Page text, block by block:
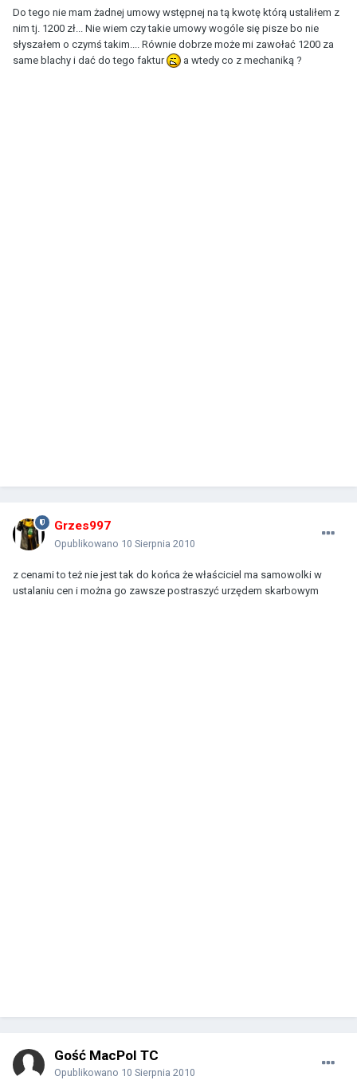
Do tego nie mam żadnej umowy wstępnej na tą kwotę którą ustaliłem z
nim tj. 1200 zł... Nie wiem czy takie umowy wogóle się pisze bo nie
słyszałem o czymś takim.... Równie dobrze może mi zawołać 1200 za
same blachy i dać do tego faktur
a wtedy co z mechaniką ?
Grzes997
Opublikowano 10 Sierpnia 2010
z cenami to też nie jest tak do końca że właściciel ma samowolki w
ustalaniu cen i można go zawsze postraszyć urzędem skarbowym
Gość MacPol TC
Opublikowano 10 Sierpnia 2010